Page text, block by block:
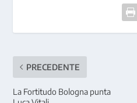
PRECEDENTE
La Fortitudo Bologna punta